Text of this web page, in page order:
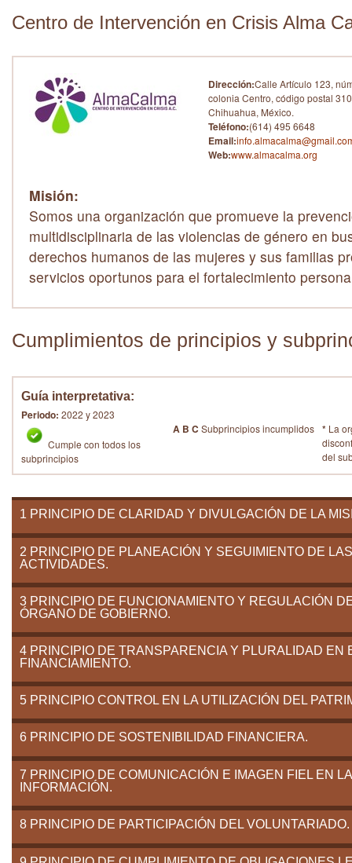
Centro de Intervención en Crisis Alma
Dirección:Calle Artículo 123,
colonia Centro, código postal
Chihuahua, México.
Teléfono:(614) 495 6648
Email:
Web:www.almacalma.org
Misión:
Somos una organización que promueve la
multidisciplinaria de las violencias de género en
derechos humanos de las mujeres y sus familias
servicios oportunos para el fortalecimiento
Cumplimientos de principios y
Guía interpretativa:
Periodo: 2022 y 2023
Cumple con todos los
subprincipios
A B C Subprincipios incumplidos * La
del
1 PRINCIPIO DE CLARIDAD Y DIVULGACIÓN DE LA
2 PRINCIPIO DE PLANEACIÓN Y SEGUIMIENTO DE LAS
ACTIVIDADES.
3 PRINCIPIO DE FUNCIONAMIENTO Y REGULACIÓN
ÓRGANO DE GOBIERNO.
4 PRINCIPIO DE TRANSPARENCIA Y PLURALIDAD EN
FINANCIAMIENTO.
5 PRINCIPIO CONTROL EN LA UTILIZACIÓN DEL
6 PRINCIPIO DE SOSTENIBILIDAD FINANCIERA.
7 PRINCIPIO DE COMUNICACIÓN E IMAGEN FIEL EN LA
INFORMACIÓN.
8 PRINCIPIO DE PARTICIPACIÓN DEL VOLUNTARIADO.